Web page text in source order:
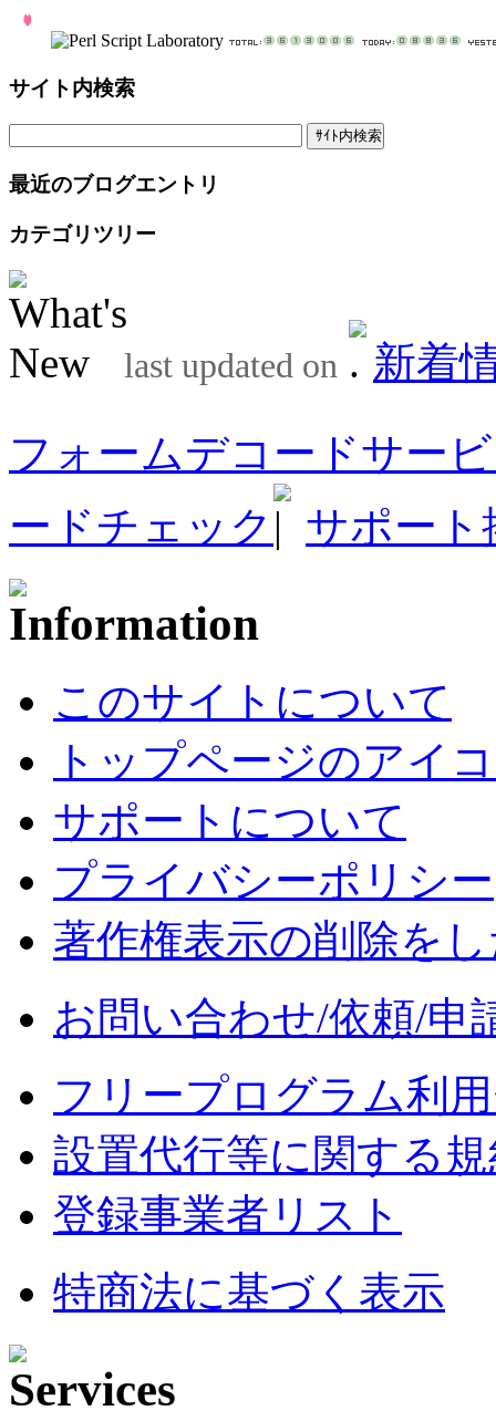
サイト内検索
最近のブログエントリ
カテゴリツリー
last updated on
新着
フォームデコードサー
ードチェック
サポート
このサイトについて
トップページのアイ
サポートについて
プライバシーポリシー
著作権表示の削除を
お問い合わせ/依頼/申
フリープログラム利
設置代行等に関する
登録事業者リスト
特商法に基づく表示